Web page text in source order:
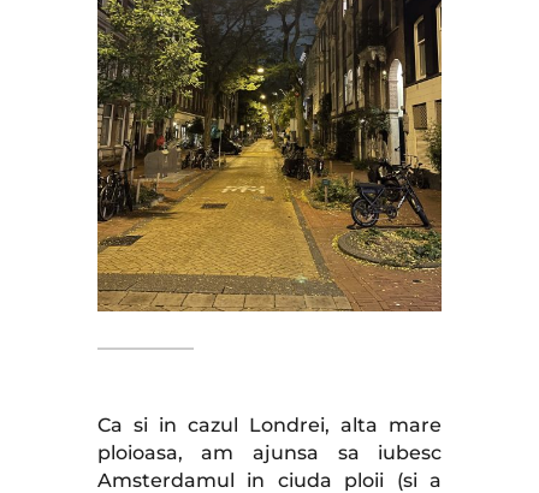
Ca si in cazul Londrei, alta mare
ploioasa, am ajunsa sa iubesc
Amsterdamul in ciuda ploii (si a